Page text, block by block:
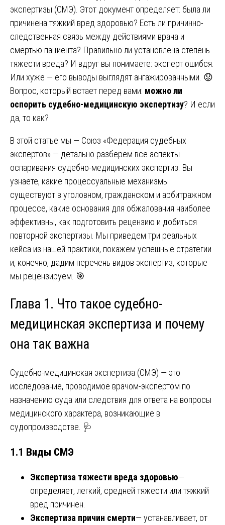
экспертизы (СМЭ). Этот документ определяет: была ли
причинена тяжкий вред здоровью? Есть ли причинно-
следственная связь между действиями врача и
смертью пациента? Правильно ли установлена степень
тяжести вреда? И вдруг вы понимаете: эксперт ошибся.
Или хуже — его выводы выглядят ангажированными. 😟
Вопрос, который встает перед вами: можно ли
оспорить судебно-медицинскую экспертизу? И если
да, то как?
В этой статье мы — Союз «Федерация судебных
экспертов» — детально разберем все аспекты
оспаривания судебно-медицинских экспертиз. Вы
узнаете, какие процессуальные механизмы
существуют в уголовном, гражданском и арбитражном
процессе, какие основания для обжалования наиболее
эффективны, как подготовить рецензию и добиться
повторной экспертизы. Мы приведем три реальных
кейса из нашей практики, покажем успешные стратегии
и, конечно, дадим перечень видов экспертиз, которые
мы рецензируем. 🎯
Глава 1. Что такое судебно-
медицинская экспертиза и почему
она так важна
Судебно-медицинская экспертиза (СМЭ) — это
исследование, проводимое врачом-экспертом по
назначению суда или следствия для ответа на вопросы
медицинского характера, возникающие в
судопроизводстве. 🩺
1.1 Виды СМЭ
Экспертиза тяжести вреда здоровью—
определяет, легкий, средней тяжести или тяжкий
вред причинен.
Экспертиза причин смерти— устанавливает, от